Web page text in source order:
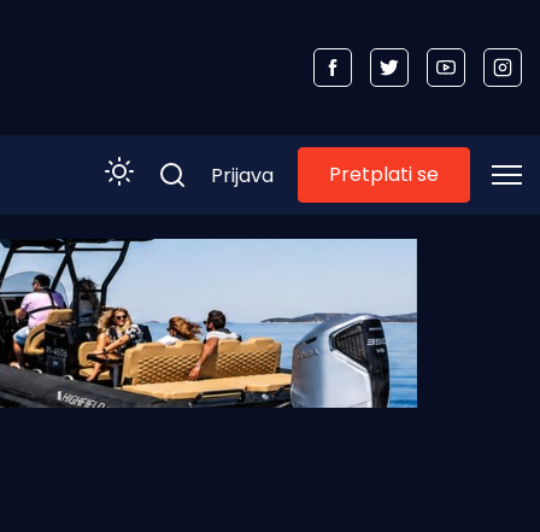
Prijava Pretplati se